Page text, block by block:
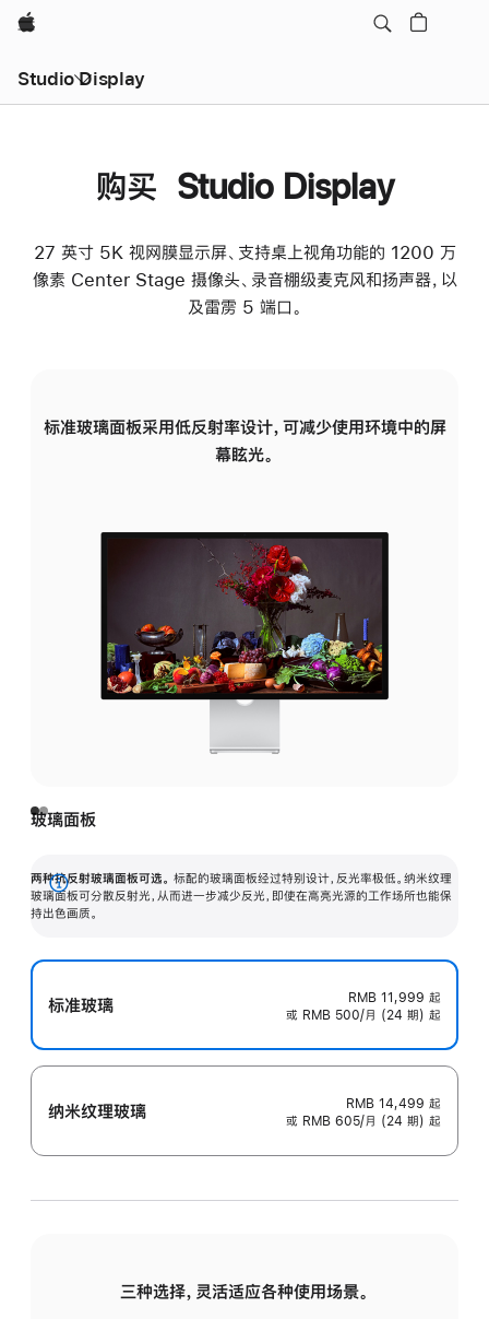
Apple
Studio Display
购买 Studio Display
27 英寸 5K 视网膜显示屏、支持桌上视角功能的 1200 万
像素 Center Stage 摄像头、录音棚级麦克风和扬声器，以
及雷雳 5 端口。
标准玻璃面板采用低反射率设计，可减少使用环境中的屏
幕眩光。
玻璃面板
两种抗反射玻璃面板可选。 标配的玻璃面板经过特别设计，反光率极低。纳米纹理
玻璃面板可分散反射光，从而进一步减少反光，即使在高亮光源的工作场所也能保
持出色画质。
展
开
标准玻璃 RMB 11,999 起
或 RMB 500/月 (24 期) 起
纳米纹理玻璃 RMB 14,499 起
或 RMB 605/月 (24 期) 起
三种选择，灵活适应各种使用场景。